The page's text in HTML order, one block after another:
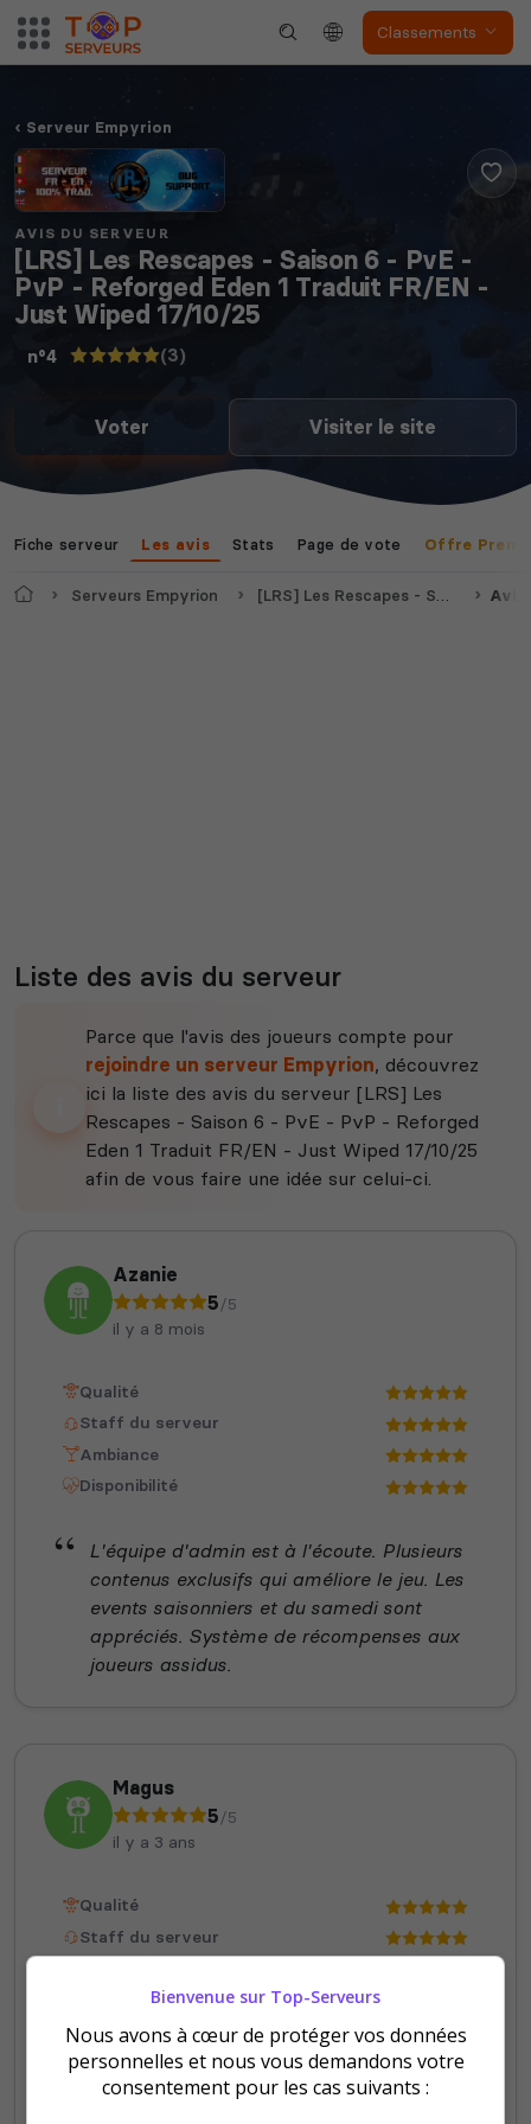
Classements
Serveur Empyrion
AVIS DU SERVEUR
[LRS] Les Rescapes - Saison 6 - PvE -
PvP - Reforged Eden 1 Traduit FR/EN -
Just Wiped 17/10/25
n°4 (3)
Voter Visiter le site
Fiche serveur Les avis Stats Page de vote Offre
AccueilServeurs Empyrion [LRS] Les Rescapes - Saison 6 - PvE - PvP - Reforged Eden 1 Traduit FR/EN - Just Wiped 17/10/25 Avis
Liste des avis du serveur
Parce que l'avis des joueurs compte pour
rejoindre un serveur Empyrion, découvrez
ici la liste des avis du serveur [LRS] Les
Rescapes - Saison 6 - PvE - PvP - Reforged
Eden 1 Traduit FR/EN - Just Wiped 17/10/25
afin de vous faire une idée sur celui-ci.
Azanie
5/5
il y a 8 mois
Qualité
Staff du serveur
Ambiance
Disponibilité
L'équipe d'admin est à l'écoute. Plusieurs
contenus exclusifs qui améliore le jeu. Les
events saisonniers et du samedi sont
appréciés. Système de récompenses aux
joueurs assidus.
Magus
5/5
il y a 3 ans
Qualité
Staff du serveur
Disponibilité
Arrivés récemment, c'est un plaisir de jouer
sous ce nouveau défi d'avoir CPU, Volume
Bienvenue sur Top-Serveurs
Nous avons à cœur de protéger vos données
personnelles et nous vous demandons votre
consentement pour les cas suivants :